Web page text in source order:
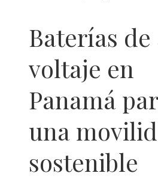
Baterías
voltaje en
Panamá
una
sostenible